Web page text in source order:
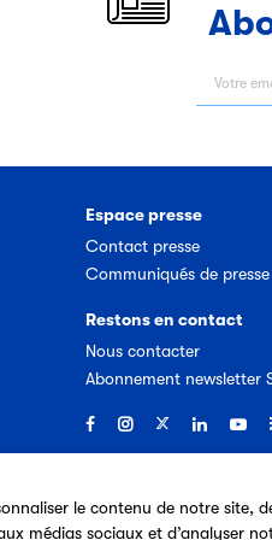
le contenu de notre site,
médias sociaux et d’analyser
Espace presse
Contact presse
Communiqués de presse
Restons en contact
Nous contacter
Abonnement newsletter